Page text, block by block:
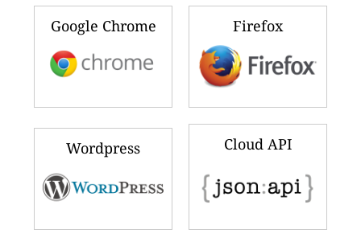
Google Chrome Firefox
Wordpress Cloud API